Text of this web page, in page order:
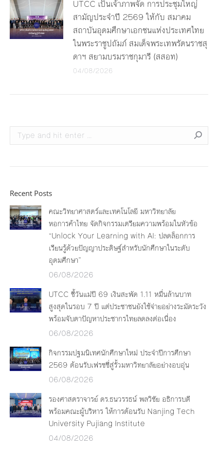
UTCC เป็นเจ้าภาพจัด การประชุมใหญ่
สามัญประจำปี 2569 ให้กับ สมาคม
สถาบันอุดมศึกษาเอกชนแห่งประเทศไทย
ในพระราชูปถัมภ์ สมเด็จพระเทพรัตนราชสุ
ดาฯ สยามบรมราชกุมารี (สสอท)
04/08/2026
Search:
Recent Posts
คณะวิทยาศาสตร์และเทคโนโลยี มหาวิทยาลัย
หอการค้าไทย จัดกิจกรรมเตรียมความพร้อมในหัวข้อ
“Unlock Your Learning with AI: ปลดล็อกการ
เรียนรู้ด้วยปัญญาประดิษฐ์สำหรับนักศึกษาในระดับ
อุดมศึกษา”
06/08/2026
UTCC ชี้วันแม่ปี 69 เงินสะพัด 1.11 หมื่นล้านบาท
สูงสุดในรอบ 7 ปี แต่ประชาชนยังใช้จ่ายอย่างระมัดระวัง
พร้อมจับตาปัญหาประชากรไทยลดลงต่อเนื่อง
06/08/2026
กิจกรรมปฐมนิเทศนักศึกษาใหม่ ประจำปีการศึกษา
2569 ต้อนรับเฟรชชี่สู่รั้วมหาวิทยาลัยอย่างอบอุ่น
06/08/2026
รองศาสตราจารย์ ดร.ธนวรรธน์ พลวิชัย อธิการบดี
พร้อมคณะผู้บริหาร ให้การต้อนรับ Nanjing Tech
University Pujiang Institute
04/08/2026